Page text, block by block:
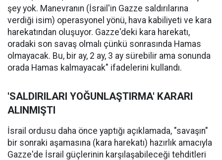
şey yok. Manevranın (İsrail'in Gazze saldırılarına
verdiği isim) operasyonel yönü, hava kabiliyeti ve kara
harekatından oluşuyor. Gazze'deki kara harekatı,
oradaki son savaş olmalı çünkü sonrasında Hamas
olmayacak. Bu, bir ay, 2 ay, 3 ay sürebilir ama sonunda
orada Hamas kalmayacak" ifadelerini kullandı.
'SALDIRILARI YOĞUNLAŞTIRMA' KARARI
ALINMIŞTI
İsrail ordusu daha önce yaptığı açıklamada, "savaşın"
bir sonraki aşamasına (kara harekatı) hazırlık amacıyla
Gazze'de İsrail güçlerinin karşılaşabileceği tehditleri